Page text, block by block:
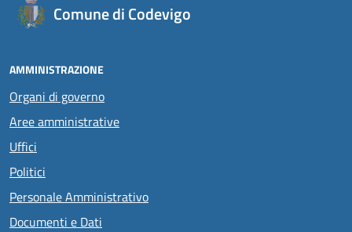
Comune di Codevigo
AMMINISTRAZIONE
Organi di governo
Aree amministrative
Uffici
Politici
Personale Amministrativo
Documenti e Dati